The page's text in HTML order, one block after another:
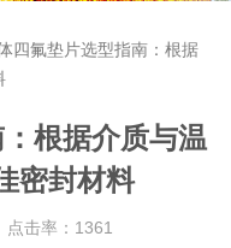
四氟垫片选型指南：根据
根据介质与温
密封材料
击率：1361